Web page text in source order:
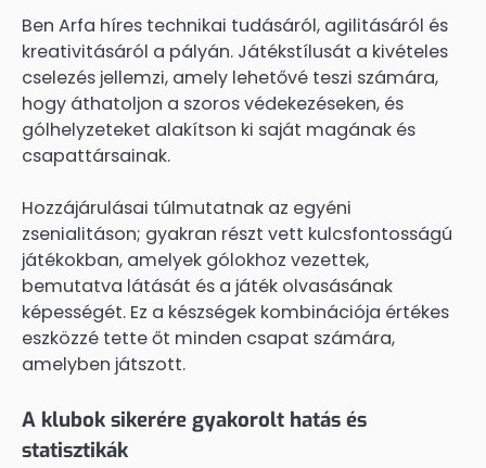
Ben Arfa híres technikai tudásáról, agilitásáról és
kreativitásáról a pályán. Játékstílusát a kivételes
cselezés jellemzi, amely lehetővé teszi számára,
hogy áthatoljon a szoros védekezéseken, és
gólhelyzeteket alakítson ki saját magának és
csapattársainak.
Hozzájárulásai túlmutatnak az egyéni
zsenialitáson; gyakran részt vett kulcsfontosságú
játékokban, amelyek gólokhoz vezettek,
bemutatva látását és a játék olvasásának
képességét. Ez a készségek kombinációja értékes
eszközzé tette őt minden csapat számára,
amelyben játszott.
A klubok sikerére gyakorolt hatás és
statisztikák